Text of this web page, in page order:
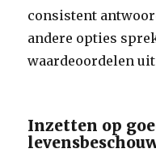
consistent
andere opties
waardeoordelen
Inzetten op